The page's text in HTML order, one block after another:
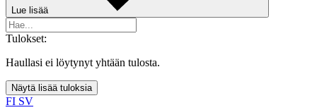
Lue lisää
Tulokset:
Haullasi ei löytynyt yhtään tulosta.
Näytä lisää tuloksia
FI SV